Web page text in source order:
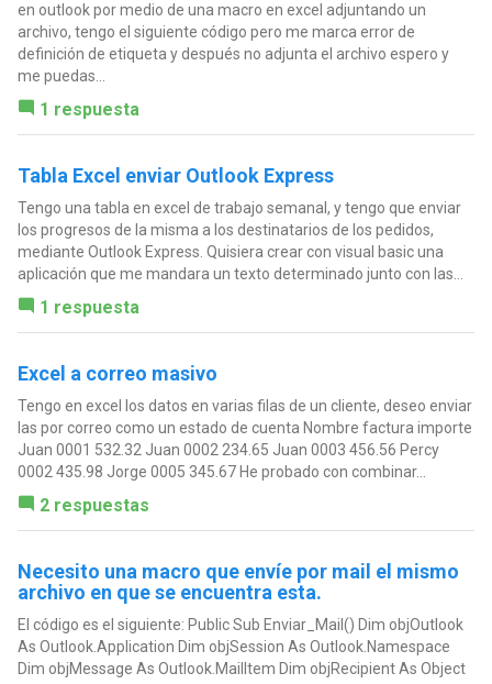
en outlook por medio de una macro en excel adjuntando un
archivo, tengo el siguiente código pero me marca error de
definición de etiqueta y después no adjunta el archivo espero y
me puedas...
1 respuesta
Tabla Excel enviar Outlook Express
Tengo una tabla en excel de trabajo semanal, y tengo que enviar
los progresos de la misma a los destinatarios de los pedidos,
mediante Outlook Express. Quisiera crear con visual basic una
aplicación que me mandara un texto determinado junto con las...
1 respuesta
Excel a correo masivo
Tengo en excel los datos en varias filas de un cliente, deseo enviar
las por correo como un estado de cuenta Nombre factura importe
Juan 0001 532.32 Juan 0002 234.65 Juan 0003 456.56 Percy
0002 435.98 Jorge 0005 345.67 He probado con combinar...
2 respuestas
Necesito una macro que envíe por mail el mismo
archivo en que se encuentra esta.
El código es el siguiente: Public Sub Enviar_Mail() Dim objOutlook
As Outlook.Application Dim objSession As Outlook.Namespace
Dim objMessage As Outlook.MailItem Dim objRecipient As Object